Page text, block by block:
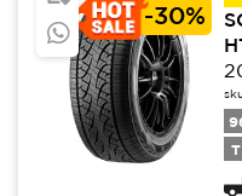
-30%
T